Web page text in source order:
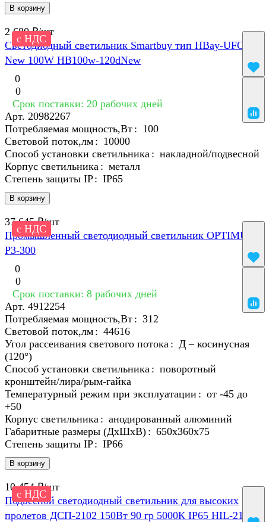
В корзину
с НДС
2 680 ₽/шт
Светодиодный светильник Smartbuy тип HBay-UFO
New 100W HB100w-120dNew
0
0
Срок поставки: 20 рабочих дней
Арт. 20982267
В корзину
Потребляемая мощность,Вт : 100
Световой поток,лм : 10000
Способ установки светильника : накладной/подвесной
Корпус светильника : металл
Степень защиты IP : IP65
с НДС
37 645 ₽/шт
Промышленный светодиодный светильник OPTIMUS-
P3-300
0
0
Срок поставки: 8 рабочих дней
Арт. 4912254
В корзину
Потребляемая мощность,Вт : 312
Световой поток,лм : 44616
Угол рассеивания светового потока : Д – косинусная
(120°)
Способ установки светильника : поворотный
кронштейн/лира/рым-гайка
Температурный режим при эксплуатации : от -45 до
+50
Корпус светильника : анодированный алюминий
Габаритные размеры (ДхШхВ) : 650х360х75
Степень защиты IP : IP66
с НДС
10 454 ₽/шт
Подвесной светодиодный светильник для высоких
пролетов ДСП-2102 150Вт 90 гр 5000К IP65 HIL-2102-